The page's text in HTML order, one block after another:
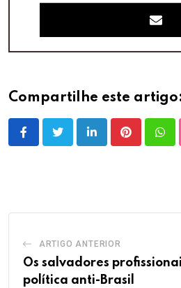
Compartilhe este
LinkedInPinterest
ARTIGO ANTERIOR
Os salvadores
política anti-Brasil